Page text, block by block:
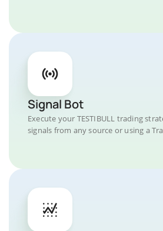
Signal Bot
Execute your TESTIBULL trading
signals from any source or using a